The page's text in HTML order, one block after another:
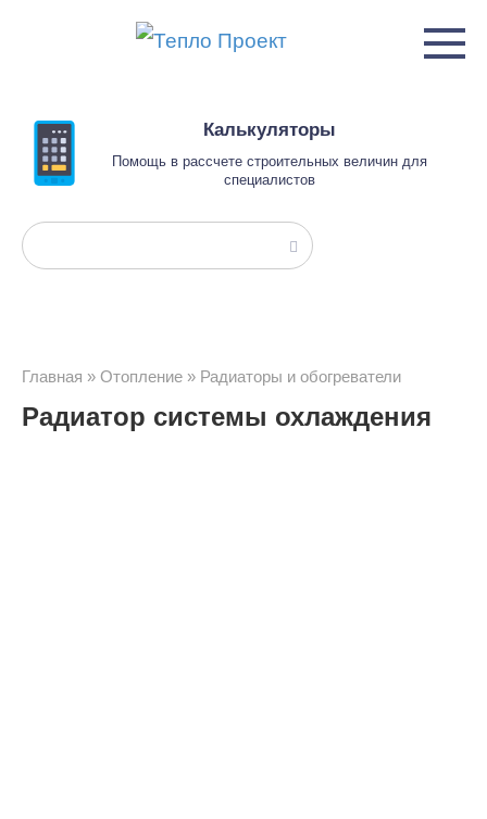
Калькуляторы
Помощь в рассчете строительных величин для
специалистов
Поиск:
Главная » Отопление » Радиаторы и обогреватели
Радиатор системы охлаждения